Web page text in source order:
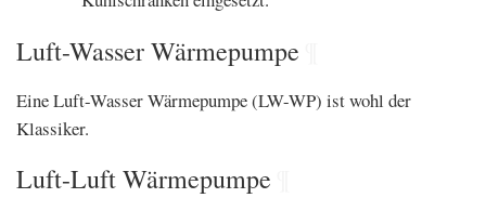
Luft-Wasser Wärmepumpe
Eine Luft-Wasser Wärmepumpe (LW-WP) ist wohl der
Klassiker.
Luft-Luft Wärmepumpe